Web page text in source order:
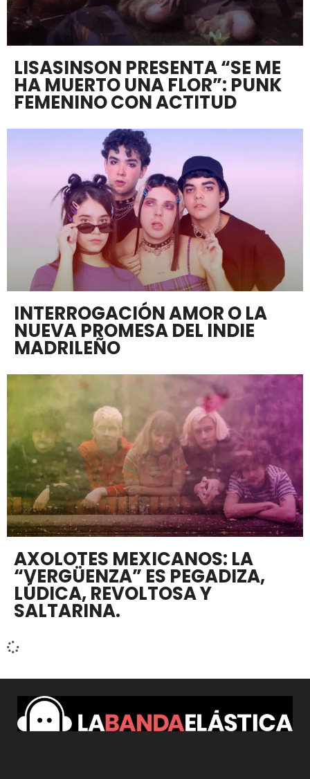
LISASINSON PRESENTA “SE ME
HA MUERTO UNA FLOR”: PUNK
FEMENINO CON ACTITUD
INTERROGACIÓN AMOR O LA
NUEVA PROMESA DEL INDIE
MADRILEÑO
AXOLOTES MEXICANOS: LA
“VERGÜENZA” ES PEGADIZA,
LÚDICA, REVOLTOSA Y
SALTARINA.